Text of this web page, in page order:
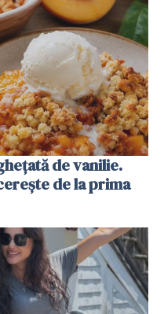
de vanilie.
de la prima